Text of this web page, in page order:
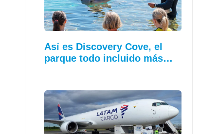
Así es Discovery Cove, el
parque todo incluido más…